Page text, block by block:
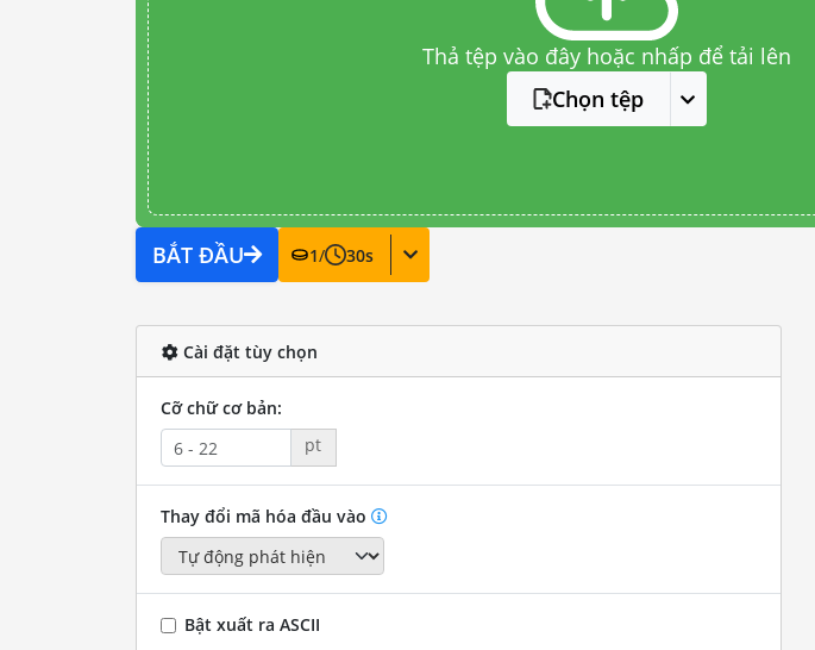
Thả tệp vào đây hoặc nhấp để tải lên
Chọn tệp
BẮT ĐẦU 1/ 30s
Cài đặt tùy chọn
Cỡ chữ cơ bản:
pt
Thay đổi mã hóa đầu vào
Bật xuất ra ASCII